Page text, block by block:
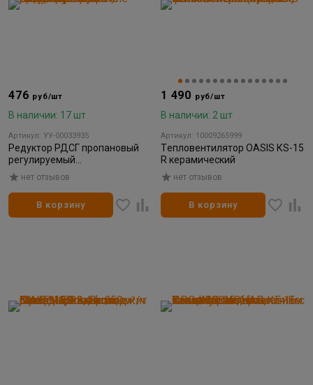
476 руб/шт
В наличии: 17 шт
Артикул: УУ-00033935
Редуктор РДСГ пропановый
регулируемый
ПРОФЕССИОНАЛ
нет отзывов
В корзину
1 490 руб/шт
В наличии: 2 шт
Артикул: 10009265999
Tепловентилятор OASIS КS-15
R керамический
нет отзывов
В корзину